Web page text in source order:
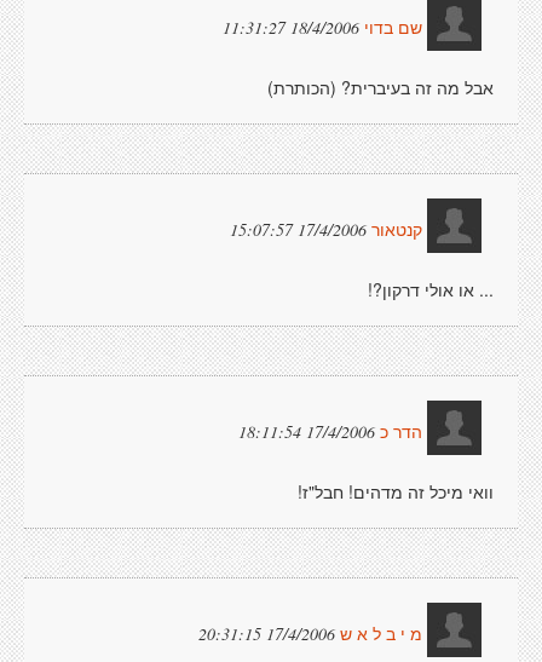
שם בדוי 18/4/2006 11:31:27
אבל מה זה בעיברית? (הכותרת)
קנטאור 17/4/2006 15:07:57
... או אולי דרקון?!
הדר כ 17/4/2006 18:11:54
וואי מיכל זה מדהים! חבל"ז!
מ י ב ל א ש 17/4/2006 20:31:15